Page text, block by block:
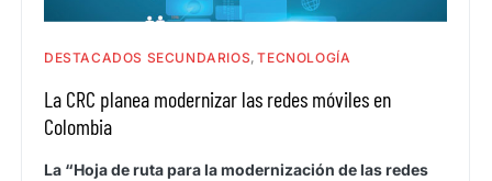
DESTACADOS SECUNDARIOS TECNOLOGÍA
La CRC planea modernizar las redes móviles en
Colombia
La “Hoja de ruta para la modernización de las redes